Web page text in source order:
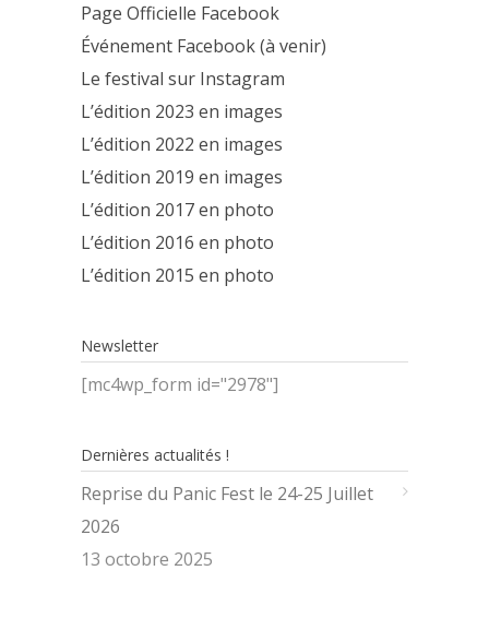
Page Officielle Facebook
Événement Facebook (à venir)
Le festival sur Instagram
L’édition 2023 en images
L’édition 2022 en images
L’édition 2019 en images
L’édition 2017 en photo
L’édition 2016 en photo
L’édition 2015 en photo
Newsletter
[mc4wp_form id="2978"]
Dernières actualités !
Reprise du Panic Fest le 24-25 Juillet
2026
13 octobre 2025